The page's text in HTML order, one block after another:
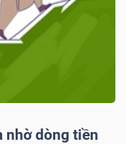
nhờ dòng tiền